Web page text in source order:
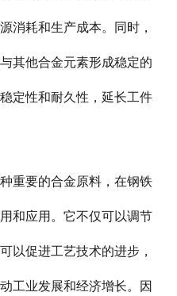
消耗和生产成本。同时，
其他合金元素形成稳定的
定性和耐久性，延长工件
要的合金原料，在钢铁
和应用。它不仅可以调节
以促进工艺技术的进步，
工业发展和经济增长。因